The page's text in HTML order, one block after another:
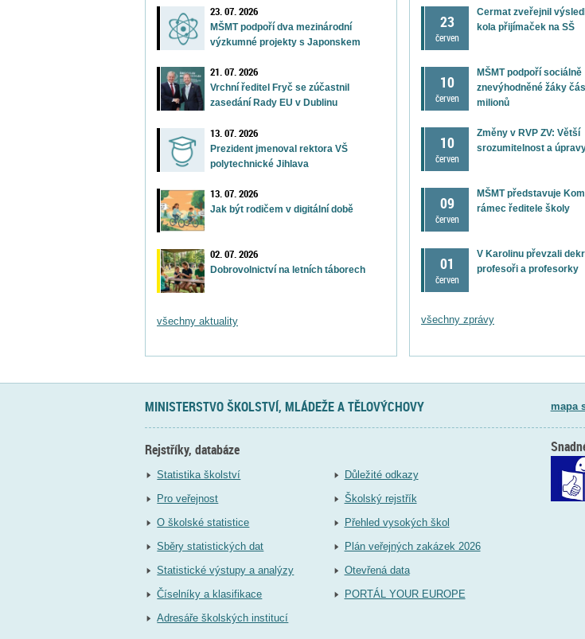
23. 07. 2026
MŠMT podpoří dva mezinárodní
výzkumné projekty s Japonskem
21. 07. 2026
Vrchní ředitel Fryč se zúčastnil
zasedání Rady EU v Dublinu
13. 07. 2026
Prezident jmenoval rektora VŠ
polytechnické Jihlava
13. 07. 2026
Jak být rodičem v digitální době
02. 07. 2026
Dobrovolnictví na letních táborech
všechny aktuality
23
červen
Cermat zveřejnil
kola přijímaček na SŠ
10
červen
MŠMT podpoří sociálně
znevýhodněné žáky
milionů
10
červen
Změny v RVP ZV: Větší
srozumitelnost a
09
červen
MŠMT představuje
rámec ředitele školy
01
červen
V Karolinu převzali
profesoři a profesorky
všechny zprávy
MINISTERSTVO ŠKOLSTVÍ, MLÁDEŽE A TĚLOVÝCHOVY mapa
Rejstříky, databáze
Statistika školství
Pro veřejnost
O školské statistice
Sběry statistických dat
Statistické výstupy a analýzy
Číselníky a klasifikace
Adresáře školských institucí
Důležité odkazy
Školský rejstřík
Přehled vysokých škol
Plán veřejných zakázek 2026
Otevřená data
PORTÁL YOUR EUROPE